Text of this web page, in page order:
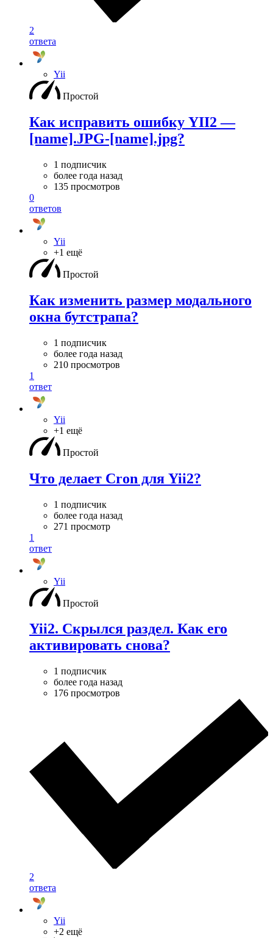
2
ответа
Yii
Простой
Как исправить ошибку YII2 —
[name].JPG-[name].jpg?
1 подписчик
более года назад
135 просмотров
0
ответов
Yii
+1 ещё
Простой
Как изменить размер модального
окна бутстрапа?
1 подписчик
более года назад
210 просмотров
1
ответ
Yii
+1 ещё
Простой
Что делает Cron для Yii2?
1 подписчик
более года назад
271 просмотр
1
ответ
Yii
Простой
Yii2. Скрылся раздел. Как его
активировать снова?
1 подписчик
более года назад
176 просмотров
2
ответа
Yii
+2 ещё